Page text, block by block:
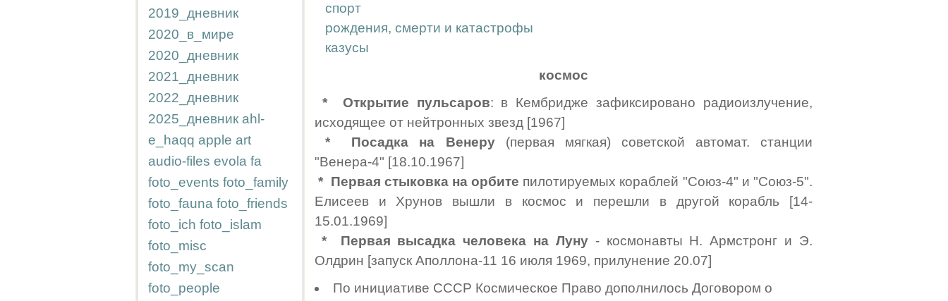
2019_дневник
2020_в_мире
2020_дневник
2021_дневник
2022_дневник
2025_дневник ahl-
e_haqq apple art
audio-files evola fa
foto_events foto_family
foto_fauna foto_friends
foto_ich foto_islam
foto_misc
foto_my_scan
foto_people
спорт
рождения, смерти и катастрофы
казусы
космос
*
Открытие пульсаров: в Кембридже зафиксировано радиоизлучение,
исходящее от нейтронных звезд [1967]
*
Посадка на Венеру(первая мягкая) советской автомат. станции
"Венера-4" [18.10.1967]
* Первая стыковка на орбите пилотируемых кораблей "Союз-4" и "Союз-5".
Елисеев и Хрунов вышли в космос и перешли в другой корабль [14-
15.01.1969]
*
Первая высадка человека на Луну- космонавты Н. Армстронг и Э.
Олдрин [запуск Аполлона-11 16 июля 1969, прилунение 20.07]
По инициативе СССР Космическое Право дополнилось Договором о